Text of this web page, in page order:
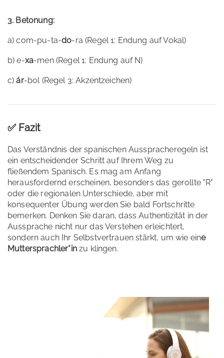
3. Betonung:
a) com-pu-ta-do-ra (Regel 1: Endung auf Vokal)
b) e-xa-men (Regel 1: Endung auf N)
c)ár-bol (Regel 3: Akzentzeichen)
✅ Fazit
Das Verständnis der spanischen Ausspracheregeln ist
ein entscheidender Schritt auf Ihrem Weg zu
fließendem Spanisch. Es mag am Anfang
herausfordernd erscheinen, besonders das gerollte "R"
oder die regionalen Unterschiede, aber mit
konsequenter Übung werden Sie bald Fortschritte
bemerken. Denken Sie daran, dass Authentizität in der
Aussprache nicht nur das Verstehen erleichtert,
sondern auch Ihr Selbstvertrauen stärkt, um wie eine
Muttersprachler*inzu klingen.